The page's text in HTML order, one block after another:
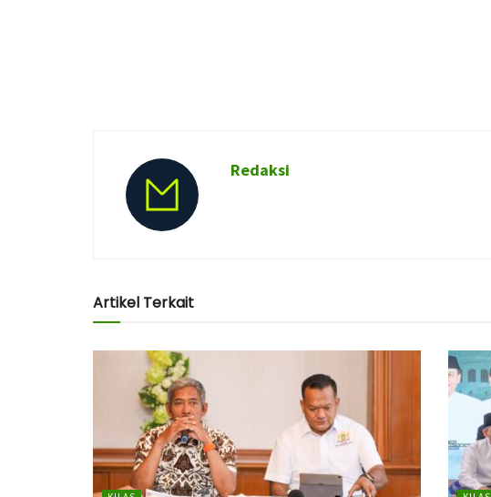
Redaksi
Artikel Terkait